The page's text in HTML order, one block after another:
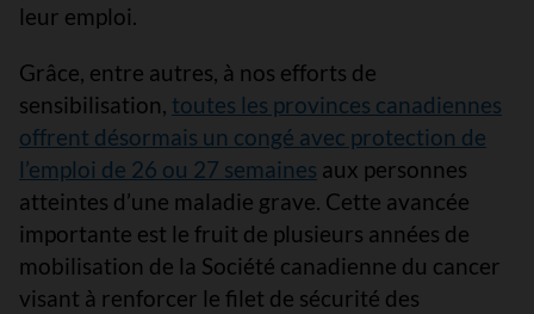
leur emploi.
Grâce, entre autres, à nos efforts de
sensibilisation, toutes les provinces canadiennes
offrent désormais un congé avec protection de
l’emploi de 26 ou 27 semaines aux personnes
atteintes d’une maladie grave. Cette avancée
importante est le fruit de plusieurs années de
mobilisation de la Société canadienne du cancer
visant à renforcer le filet de sécurité des